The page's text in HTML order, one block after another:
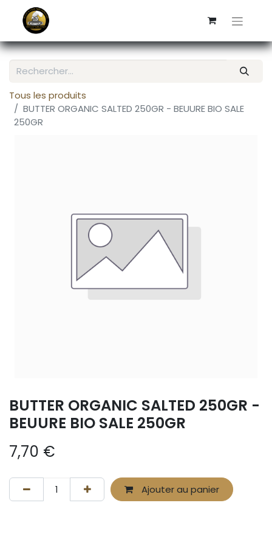
Tous les produits
BUTTER ORGANIC SALTED 250GR - BEUURE BIO SALE
250GR
BUTTER ORGANIC SALTED 250GR -
BEUURE BIO SALE 250GR
7,70 €
Ajouter au panier